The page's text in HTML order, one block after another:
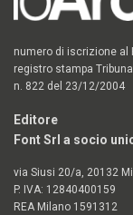
numero di iscrizione al
registro stampa
n. 822 del 23/12/2004
Editore
Font Srl a socio
via Siusi 20/a, 20132
P. IVA: 12840400159
REA Milano 1591312